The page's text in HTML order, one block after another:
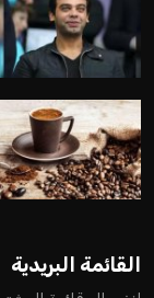
يبدو أن السويسري
كرئيس للاتحاد
الجمعية العمومية.
2027، ويجعله المرشح الأكثر حظًا حتى الآن.
لإنفانتينو في
في السباق